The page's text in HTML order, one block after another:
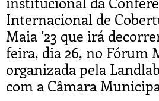
Internacional de
Maia ’23 que irá
feira, dia 26, no Fórum
organizada pela
com a Câmara